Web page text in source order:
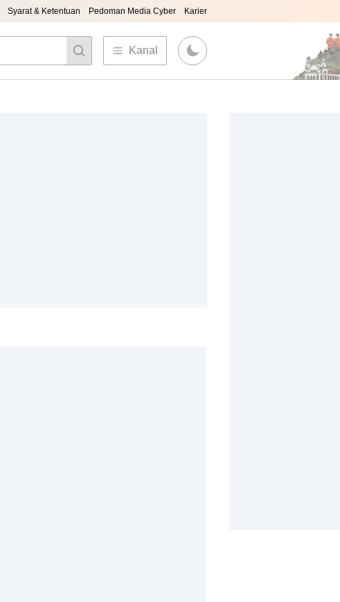
Syarat & Ketentuan Pedoman Media Cyber Karier
Kanal